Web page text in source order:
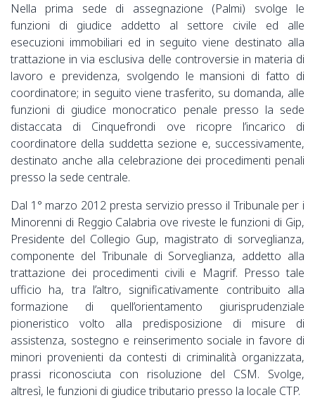
Nella prima sede di assegnazione (Palmi) svolge le
funzioni di giudice addetto al settore civile ed alle
esecuzioni immobiliari ed in seguito viene destinato alla
trattazione in via esclusiva delle controversie in materia di
lavoro e previdenza, svolgendo le mansioni di fatto di
coordinatore; in seguito viene trasferito, su domanda, alle
funzioni di giudice monocratico penale presso la sede
distaccata di Cinquefrondi ove ricopre l’incarico di
coordinatore della suddetta sezione e, successivamente,
destinato anche alla celebrazione dei procedimenti penali
presso la sede centrale.
Dal 1° marzo 2012 presta servizio presso il Tribunale per i
Minorenni di Reggio Calabria ove riveste le funzioni di Gip,
Presidente del Collegio Gup, magistrato di sorveglianza,
componente del Tribunale di Sorveglianza, addetto alla
trattazione dei procedimenti civili e Magrif. Presso tale
ufficio ha, tra l’altro, significativamente contribuito alla
formazione di quell’orientamento giurisprudenziale
pioneristico volto alla predisposizione di misure di
assistenza, sostegno e reinserimento sociale in favore di
minori provenienti da contesti di criminalità organizzata,
prassi riconosciuta con risoluzione del CSM. Svolge,
altresì, le funzioni di giudice tributario presso la locale CTP.